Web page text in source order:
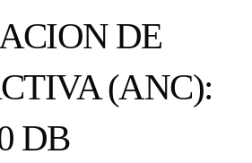
DE
(ANC):
DB